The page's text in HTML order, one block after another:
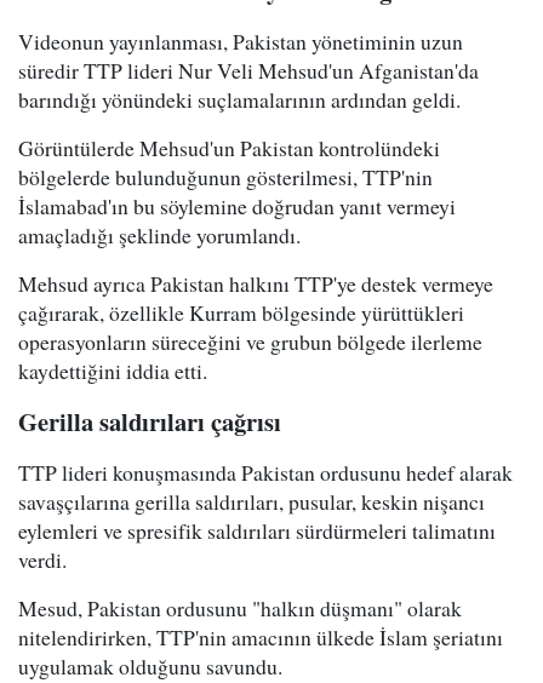
Videonun yayınlanması, Pakistan yönetiminin uzun
süredir TTP lideri Nur Veli Mehsud'un Afganistan'da
barındığı yönündeki suçlamalarının ardından geldi.
Görüntülerde Mehsud'un Pakistan kontrolündeki
bölgelerde bulunduğunun gösterilmesi, TTP'nin
İslamabad'ın bu söylemine doğrudan yanıt vermeyi
amaçladığı şeklinde yorumlandı.
Mehsud ayrıca Pakistan halkını TTP'ye destek vermeye
çağırarak, özellikle Kurram bölgesinde yürüttükleri
operasyonların süreceğini ve grubun bölgede ilerleme
kaydettiğini iddia etti.
Gerilla saldırıları çağrısı
TTP lideri konuşmasında Pakistan ordusunu hedef alarak
savaşçılarına gerilla saldırıları, pusular, keskin nişancı
eylemleri ve spresifik saldırıları sürdürmeleri talimatını
verdi.
Mesud, Pakistan ordusunu "halkın düşmanı" olarak
nitelendirirken, TTP'nin amacının ülkede İslam şeriatını
uygulamak olduğunu savundu.